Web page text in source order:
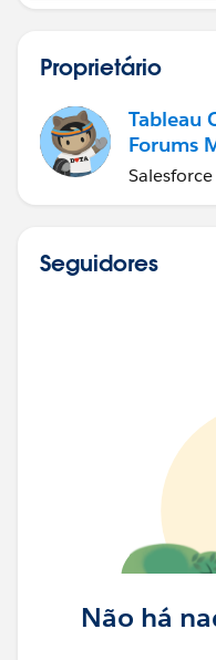
Proprietário
Tableau
Forums
(Inactive)
Salesforce
Seguidores
Não há